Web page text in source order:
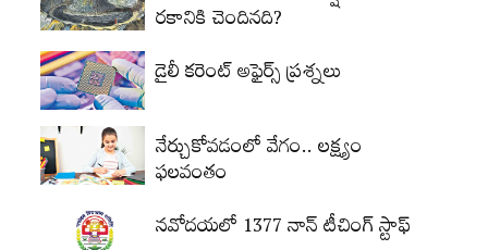
రకానికి చెందినది?
డైలీ కరెంట్‌ అఫైర్స్‌ ప్రశ్నలు
నేర్చుకోవడంలో వేగం.. లక్ష్యం
ఫలవంతం
నవోదయలో 1377 నాన్‌ టీచింగ్‌ స్టాఫ్‌